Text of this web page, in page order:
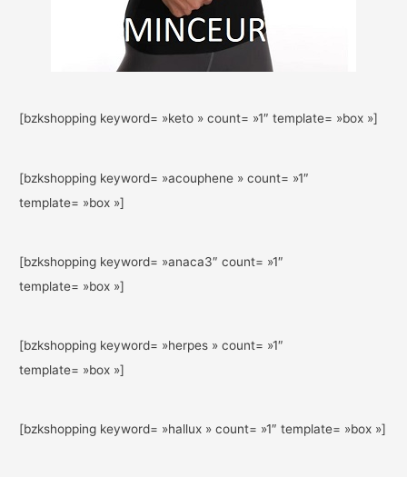
[bzkshopping keyword= »keto » count= »1″ template= »box »]
[bzkshopping keyword= »acouphene » count= »1″
template= »box »]
[bzkshopping keyword= »anaca3″ count= »1″
template= »box »]
[bzkshopping keyword= »herpes » count= »1″
template= »box »]
[bzkshopping keyword= »hallux » count= »1″ template= »box »]